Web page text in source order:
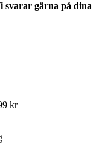
svarar gärna på dina
kr